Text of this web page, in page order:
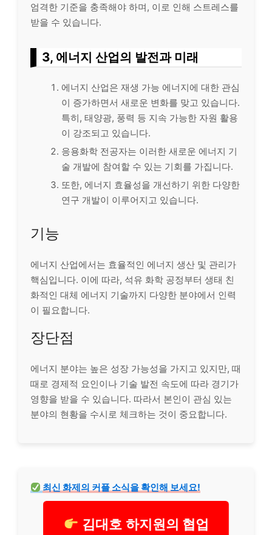
엄격한 기준을 충족해야 하며, 이로 인해 스트레스를
받을 수 있습니다.
3, 에너지 산업의 발전과 미래
에너지 산업은 재생 가능 에너지에 대한 관심
이 증가하면서 새로운 변화를 맞고 있습니다.
특히, 태양광, 풍력 등 지속 가능한 자원 활용
이 강조되고 있습니다.
응용화학 전공자는 이러한 새로운 에너지 기
술 개발에 참여할 수 있는 기회를 가집니다.
또한, 에너지 효율성을 개선하기 위한 다양한
연구 개발이 이루어지고 있습니다.
기능
에너지 산업에서는 효율적인 에너지 생산 및 관리가
핵심입니다. 이에 따라, 석유 화학 공정부터 생태 친
화적인 대체 에너지 기술까지 다양한 분야에서 인력
이 필요합니다.
장단점
에너지 분야는 높은 성장 가능성을 가지고 있지만, 때
때로 경제적 요인이나 기술 발전 속도에 따라 경기가
영향을 받을 수 있습니다. 따라서 본인이 관심 있는
분야의 현황을 수시로 체크하는 것이 중요합니다.
최신 화제의 커플 소식을 확인해 보세요!
김대호 하지원의 협업